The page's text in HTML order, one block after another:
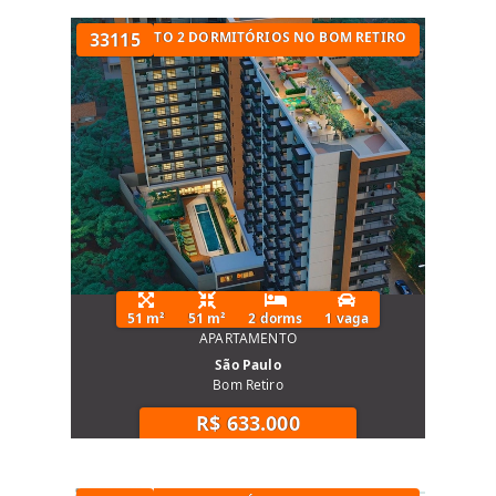
33115
APARTAMENTO 2 DORMITÓRIOS NO BOM RETIRO
51 m² 51 m² 2 dorms
1 vaga
APARTAMENTO
São Paulo
Bom Retiro
R$ 633.000